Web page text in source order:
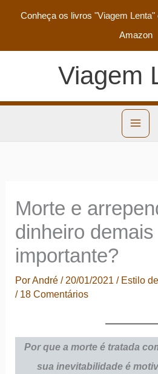
Conheça os livros "Viagem Lenta"
Amazon
Viagem
Morte e
dinheiro
importante?
PorAndré/ 20/01/2021/ Estilo
/ 18 Comentários
Por que a morte é tratada
sua inevitabilidade é